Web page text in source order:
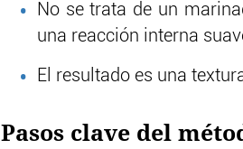
No se trata de un
una reacción interna
El resultado es una
Pasos clave del